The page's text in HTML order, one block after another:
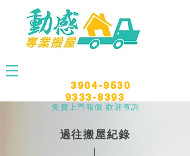
​3904-9530
9333-8393
免費上門報價 歡迎查詢
過往搬屋紀錄